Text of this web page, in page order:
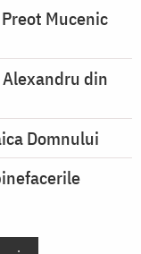
Mucenic
din
Domnului